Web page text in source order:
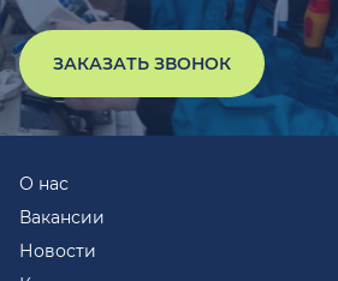
ЗАКАЗАТЬ ЗВОНОК
О нас
Вакансии
Новости